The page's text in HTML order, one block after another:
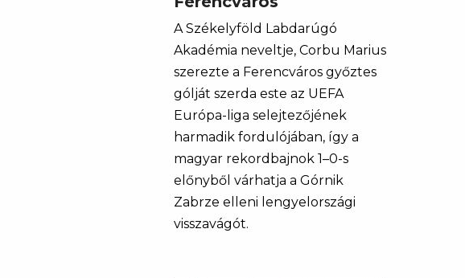
A Székelyföld Labdarúgó
Akadémia neveltje, Corbu Marius
szerezte a Ferencváros győztes
gólját szerda este az UEFA
Európa-liga selejtezőjének
harmadik fordulójában, így a
magyar rekordbajnok 1–0-s
előnyből várhatja a Górnik
Zabrze elleni lengyelországi
visszavágót.